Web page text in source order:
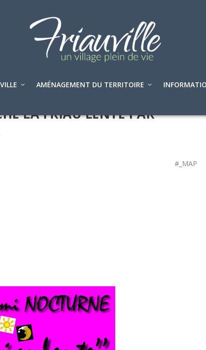
AMÉNAGEMENT DU TERRITOIRE
LA FRIAU LENTE PAR
#_MAP